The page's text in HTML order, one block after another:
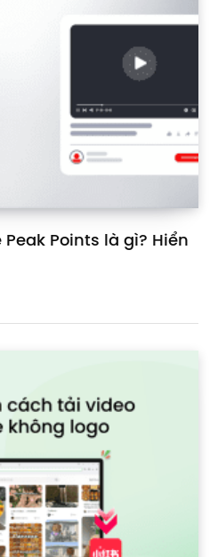
Points là gì? Hiển